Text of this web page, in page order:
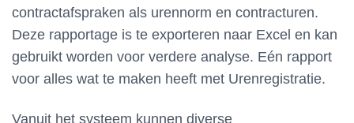
contractafspraken als urennorm en contracturen.
Deze rapportage is te exporteren naar Excel en kan
gebruikt worden voor verdere analyse. Eén rapport
voor alles wat te maken heeft met Urenregistratie.
Vanuit het systeem kunnen diverse